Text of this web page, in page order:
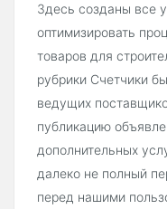
Здесь созданы все
оптимизировать
товаров для
рубрики Счетчики
ведущих
публикацию
дополнительных
далеко не полный
перед нашими